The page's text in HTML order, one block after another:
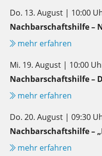
Do. 13. August | 10:00
Nachbarschaftshilfe –
mehr erfahren
Mi. 19. August | 10:00
Nachbarschaftshilfe –
mehr erfahren
Do. 20. August | 09:30
Nachbarschaftshilfe –
mehr erfahren